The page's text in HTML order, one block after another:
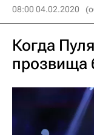
08:00 04.02.2020
Когда
прозвища